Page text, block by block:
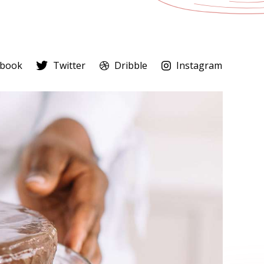
Twitter Dribble Instagram